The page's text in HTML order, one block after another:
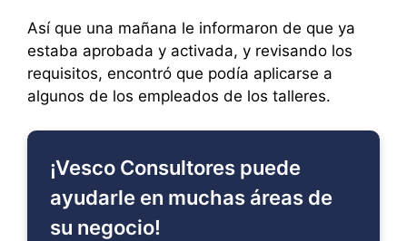
Así que una mañana le informaron de que ya
estaba aprobada y activada, y revisando los
requisitos, encontró que podía aplicarse a
algunos de los empleados de los talleres.
¡Vesco Consultores puede
ayudarle en muchas áreas de
su negocio!